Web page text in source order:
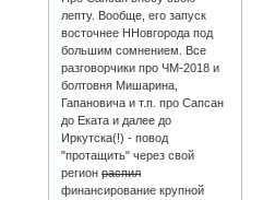
лепту. Вообще, его запуск
восточнее ННовгорода под
большим сомнением. Все
разговорчики про ЧМ-2018 и
болтовня Мишарина,
Гапановича и т.п. про Сапсан
до Еката и далее до
Иркутска(!) - повод
"протащить" через свой
регионраспил
финансирование крупной